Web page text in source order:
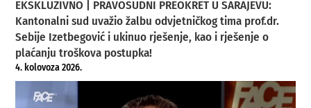
EKSKLUZIVNO | PRAVOSUDNI PREOKRET U SARAJEVU:
Kantonalni sud uvažio žalbu odvjetničkog tima prof.dr.
Sebije Izetbegović i ukinuo rješenje, kao i rješenje o
plaćanju troškova postupka!
4. kolovoza 2026.